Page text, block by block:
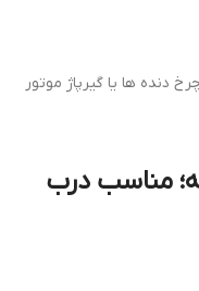
دنده ها یا گیرپاژ موتور
مناسب درب